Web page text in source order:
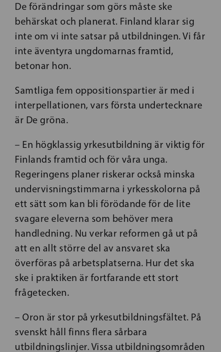
De förändringar som görs måste ske
behärskat och planerat. Finland klarar sig
inte om vi inte satsar på utbildningen. Vi får
inte äventyra ungdomarnas framtid,
betonar hon.
Samtliga fem oppositionspartier är med i
interpellationen, vars första undertecknare
är De gröna.
– En högklassig yrkesutbildning är viktig för
Finlands framtid och för våra unga.
Regeringens planer riskerar också minska
undervisningstimmarna i yrkesskolorna på
ett sätt som kan bli förödande för de lite
svagare eleverna som behöver mera
handledning. Nu verkar reformen gå ut på
att en allt större del av ansvaret ska
överföras på arbetsplatserna. Hur det ska
ske i praktiken är fortfarande ett stort
frågetecken.
– Oron är stor på yrkesutbildningsfältet. På
svenskt håll finns flera sårbara
utbildningslinjer. Vissa utbildningsområden